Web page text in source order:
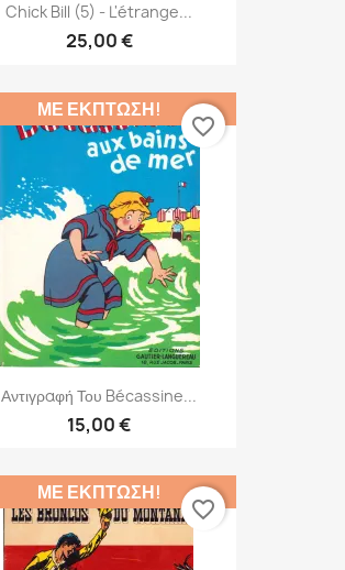
Chick Bill (5) - L'étrange...
25,00 €
Αντιγραφή Του Bécassine...
15,00 €
ΜΕ ΈΚΠΤΩΣΗ!
favorite_border
ΜΕ ΈΚΠΤΩΣΗ!
favorite_border